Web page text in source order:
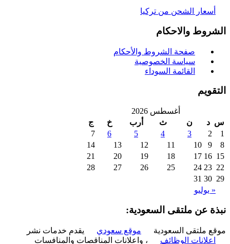
الشحن من تركيا
والاحكام
صفحة الشروط والأحكام
سياسة الخصوصية
القائمة السوداء
أغسطس 2026
د
ن
ج
7
10
16
17
23
24
30
31
يوليو
عن ملتقى السعودية:
ملتقى السعودية موقع سعودي
يقدم خدمات نشر
الوظائف
، واعلانات المناقصات والمنافسات